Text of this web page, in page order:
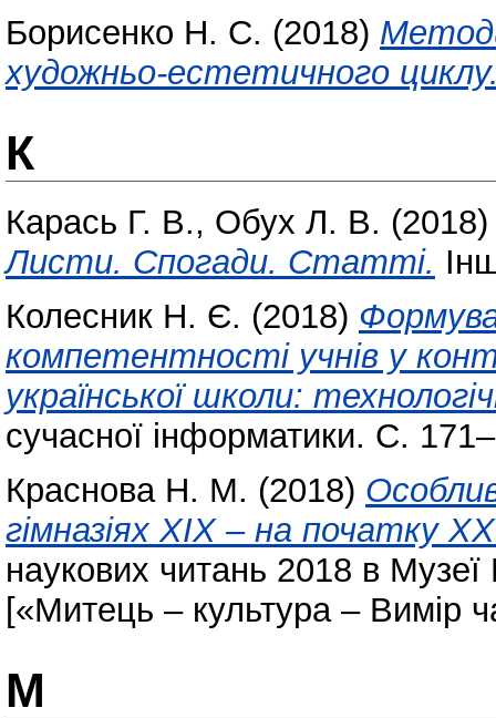
Борисенко Н. С. (2018)
художньо-естетичного
К
Карась Г. В., Обух Л. В.
Листи. Спогади. Статті.
Колесник Н. Є. (2018)
компетентності учнів у
української школи:
сучасної інформатики. С.
Краснова Н. М. (2018)
гімназіях ХІХ – на початку
наукових читань 2018 в
[«Митець – культура – Вимір
М